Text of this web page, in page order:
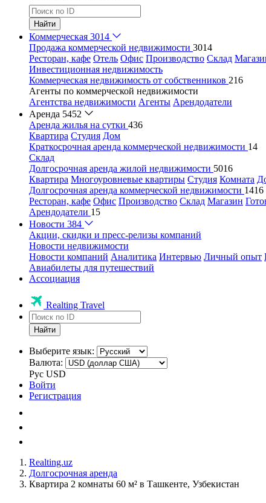
Найти
Коммерческая 3014
Продажа коммерческой недвижимости 3014
Ресторан, кафе Отель Офис Производство Склад
Инвестиционная недвижимость
Коммерческая недвижимость от собственников 216
Агенты по коммерческой недвижимости
Агентства недвижимости Агенты Арендодатели
Аренда 5452
Аренда жилья на сутки 436
Квартира Студия Дом
Краткосрочная аренда коммерческой недвижимости 14
Склад
Долгосрочная аренда жилой недвижимости 5016
Квартира Многоуровневые квартиры Студия Комната
Долгосрочная аренда коммерческой недвижимости 1416
Ресторан, кафе Офис Производство Склад Магазин
Арендодатели 15
Новости 384
Акции, скидки и пресс-релизы компаний
Новости недвижимости
Новости компаний Аналитика Интервью Личный опыт
Авиабилеты для путешествий
Ассоциация
Realting Travel
Найти
Выберите язык:
Валюта:
Рус USD
Войти
Регистрация
Realting.uz
Долгосрочная аренда
Квартира 2 комнаты 60 м² в Ташкенте, Узбекистан